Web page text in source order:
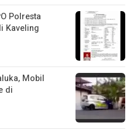
Polresta
Kaveling
Mobil
di